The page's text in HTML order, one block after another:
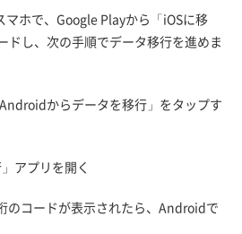
ホで、Google Playから「iOSに移
ドし、次の手順でデータ移行を進めま
からデータを移行」をタップす
アプリを開く
のコードが表示されたら、Androidで